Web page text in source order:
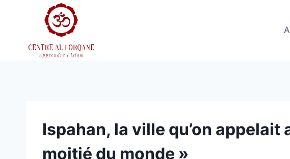
Ispahan, la ville qu’on appelait
moitié du monde »